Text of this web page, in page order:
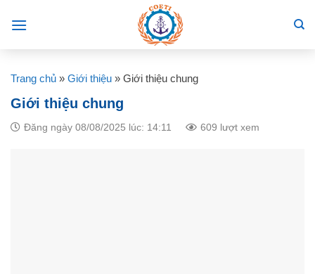
Trang chủ » Giới thiệu » Giới thiệu chung
Giới thiệu chung
Đăng ngày 08/08/2025 lúc: 14:11 609 lượt xem